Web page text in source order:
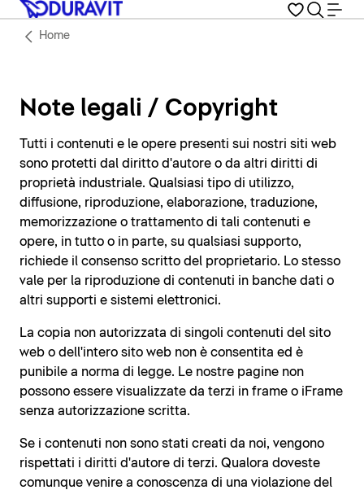
Home
Note legali / Copyright
Tutti i contenuti e le opere presenti sui nostri siti web
sono protetti dal diritto d'autore o da altri diritti di
proprietà industriale. Qualsiasi tipo di utilizzo,
diffusione, riproduzione, elaborazione, traduzione,
memorizzazione o trattamento di tali contenuti e
opere, in tutto o in parte, su qualsiasi supporto,
richiede il consenso scritto del proprietario. Lo stesso
vale per la riproduzione di contenuti in banche dati o
altri supporti e sistemi elettronici.
La copia non autorizzata di singoli contenuti del sito
web o dell'intero sito web non è consentita ed è
punibile a norma di legge. Le nostre pagine non
possono essere visualizzate da terzi in frame o iFrame
senza autorizzazione scritta.
Se i contenuti non sono stati creati da noi, vengono
rispettati i diritti d'autore di terzi. Qualora doveste
comunque venire a conoscenza di una violazione del